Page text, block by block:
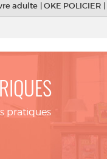
adulte |OKE POLICIER |
pratiques